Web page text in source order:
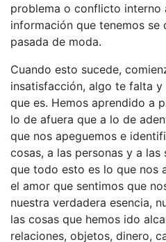
problema o conflicto interno
información que tenemos se
pasada de moda.
Cuando esto sucede,
insatisfacción, algo te falta y
que es. Hemos aprendido a
lo de afuera que a lo de
que nos apeguemos e
cosas, a las personas y a
que todo esto es lo que nos
el amor que sentimos que
nuestra verdadera esencia,
las cosas que hemos ido
relaciones, objetos, dinero,